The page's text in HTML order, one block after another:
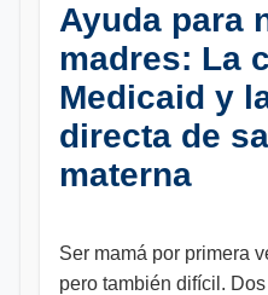
Ayuda para
madres: La
Medicaid y
directa de
materna
Ser mamá por primera
pero también difícil.